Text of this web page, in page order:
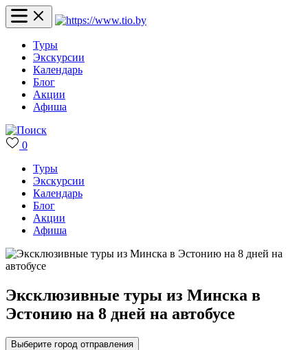
Туры
Экскурсии
Календарь
Блог
Акции
Афиша
0
Туры
Экскурсии
Календарь
Блог
Акции
Афиша
Эксклюзивные туры из Минска в
Эстонию на 8 дней на автобусе
Выберите город отправления